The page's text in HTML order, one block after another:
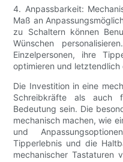
4. Anpassbarkeit:
Maß an
zu Schaltern können
Wünschen
Einzelpersonen, ihre
optimieren und
Die Investition in eine
Schreibkräfte als auch
Bedeutung sein. Die
mechanisch machen, wie
und
Tipperlebnis und die
mechanischer Tastaturen